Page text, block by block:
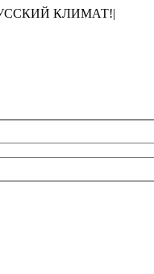
РУССКИЙ КЛИМАТ!|